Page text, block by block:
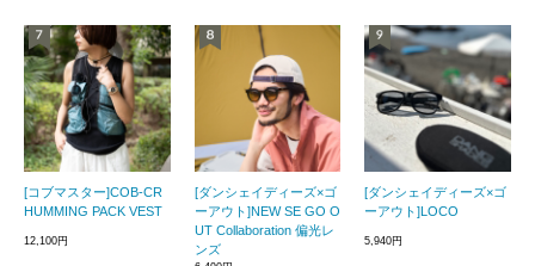
[コブマスター]COB-CR
HUMMING PACK VEST
12,100円
[ダンシェイディーズ×ゴ
ーアウト]NEW SE GO O
UT Collaboration 偏光レ
ンズ
[ダンシェイディーズ×ゴ
ーアウト]LOCO
5,940円